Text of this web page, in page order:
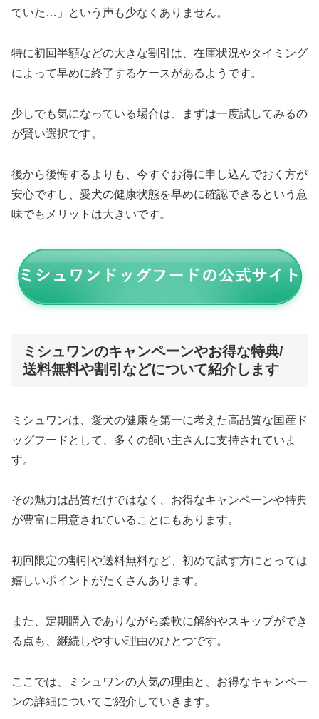
ていた…」という声も少なくありません。
特に初回半額などの大きな割引は、在庫状況やタイミング
によって早めに終了するケースがあるようです。
少しでも気になっている場合は、まずは一度試してみるの
が賢い選択です。
後から後悔するよりも、今すぐお得に申し込んでおく方が
安心ですし、愛犬の健康状態を早めに確認できるという意
味でもメリットは大きいです。
ミシュワンのキャンペーンやお得な特典/
送料無料や割引などについて紹介します
ミシュワンは、愛犬の健康を第一に考えた高品質な国産ド
ッグフードとして、多くの飼い主さんに支持されていま
す。
その魅力は品質だけではなく、お得なキャンペーンや特典
が豊富に用意されていることにもあります。
初回限定の割引や送料無料など、初めて試す方にとっては
嬉しいポイントがたくさんあります。
また、定期購入でありながら柔軟に解約やスキップができ
る点も、継続しやすい理由のひとつです。
ここでは、ミシュワンの人気の理由と、お得なキャンペー
ンの詳細についてご紹介していきます。